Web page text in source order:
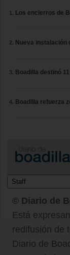
Los encierros de
Nueva instalación
Boadilla destinó
Boadilla refuerza
© Diario de
Está
redifusión de
Diario de